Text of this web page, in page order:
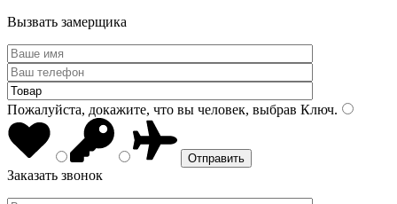
Вызвать замерщика
Пожалуйста, докажите, что вы человек, выбрав Ключ.
Заказать звонок